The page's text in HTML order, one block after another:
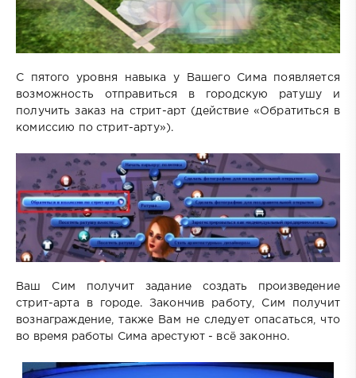
С пятого уровня навыка у Вашего Сима появляется
возможность отправиться в городскую ратушу и
получить заказ на стрит-арт (действие «Обратиться в
комиссию по стрит-арту»).
Ваш Сим получит задание создать произведение
стрит-арта в городе. Закончив работу, Сим получит
вознаграждение, также Вам не следует опасаться, что
во время работы Сима арестуют - всё законно.